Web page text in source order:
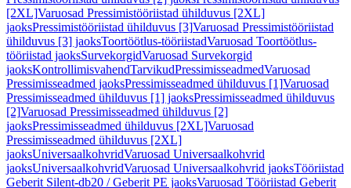
[2XL]Varuosad Pressimistööriistad ühilduvus [2XL]
jaoksPressimistööriistad ühilduvus [3]Varuosad Pressimistööriistad
ühilduvus [3] jaoksToortöötlus-tööriistadVaruosad Toortöötlus-
tööriistad jaoksSurvekorgidVaruosad Survekorgid
jaoksKontrollimisvahendTarvikudPressimisseadmedVaruosad
Pressimisseadmed jaoksPressimisseadmed ühilduvus [1]Varuosad
Pressimisseadmed ühilduvus [1] jaoksPressimisseadmed ühilduvus
[2]Varuosad Pressimisseadmed ühilduvus [2]
jaoksPressimisseadmed ühilduvus [2XL]Varuosad
Pressimisseadmed ühilduvus [2XL]
jaoksUniversaalkohvridVaruosad Universaalkohvrid
jaoksUniversaalkohvridVaruosad Universaalkohvrid jaoksTööriistad
Geberit Silent-db20 / Geberit PE jaoksVaruosad Tööriistad Geberit